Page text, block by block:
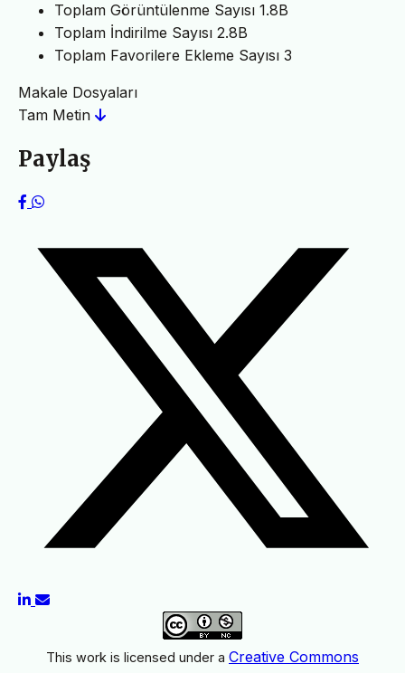
Toplam Görüntülenme Sayısı 1.8B
Toplam İndirilme Sayısı 2.8B
Toplam Favorilere Ekleme Sayısı 3
Makale Dosyaları
Tam Metin
Paylaş
This work is licensed under a Creative Commons